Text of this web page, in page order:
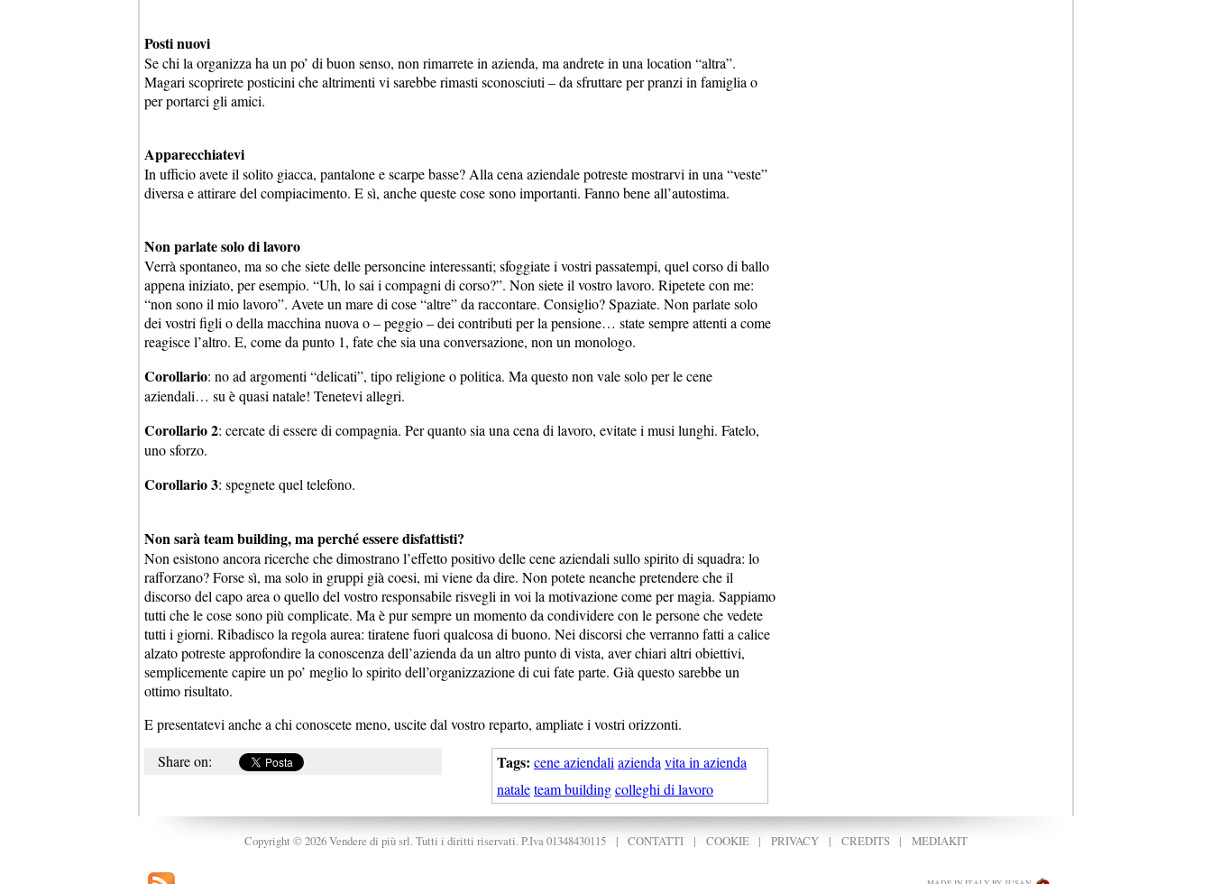
Posti nuovi
Se chi la organizza ha un po’ di buon senso, non rimarrete in azienda, ma andrete in una location “altra”.
Magari scoprirete posticini che altrimenti vi sarebbe rimasti sconosciuti – da sfruttare per pranzi in famiglia o
per portarci gli amici.
Apparecchiatevi
In ufficio avete il solito giacca, pantalone e scarpe basse? Alla cena aziendale potreste mostrarvi in una “veste”
diversa e attirare del compiacimento. E sì, anche queste cose sono importanti. Fanno bene all’autostima.
Non parlate solo di lavoro
Verrà spontaneo, ma so che siete delle personcine interessanti; sfoggiate i vostri passatempi, quel corso di ballo
appena iniziato, per esempio. “Uh, lo sai i compagni di corso?”. Non siete il vostro lavoro. Ripetete con me:
“non sono il mio lavoro”. Avete un mare di cose “altre” da raccontare. Consiglio? Spaziate. Non parlate solo
dei vostri figli o della macchina nuova o – peggio – dei contributi per la pensione… state sempre attenti a come
reagisce l’altro. E, come da punto 1, fate che sia una conversazione, non un monologo.
Corollario: no ad argomenti “delicati”, tipo religione o politica. Ma questo non vale solo per le cene
aziendali… su è quasi natale! Tenetevi allegri.
Corollario 2: cercate di essere di compagnia. Per quanto sia una cena di lavoro, evitate i musi lunghi. Fatelo,
uno sforzo.
Corollario 3: spegnete quel telefono.
Non sarà team building, ma perché essere disfattisti?
Non esistono ancora ricerche che dimostrano l’effetto positivo delle cene aziendali sullo spirito di squadra: lo
rafforzano? Forse sì, ma solo in gruppi già coesi, mi viene da dire. Non potete neanche pretendere che il
discorso del capo area o quello del vostro responsabile risvegli in voi la motivazione come per magia. Sappiamo
tutti che le cose sono più complicate. Ma è pur sempre un momento da condividere con le persone che vedete
tutti i giorni. Ribadisco la regola aurea: tiratene fuori qualcosa di buono. Nei discorsi che verranno fatti a calice
alzato potreste approfondire la conoscenza dell’azienda da un altro punto di vista, aver chiari altri obiettivi,
semplicemente capire un po’ meglio lo spirito dell’organizzazione di cui fate parte. Già questo sarebbe un
ottimo risultato.
E presentatevi anche a chi conoscete meno, uscite dal vostro reparto, ampliate i vostri orizzonti.
Tags: cene aziendali azienda vita in azienda
nataleteam buildingcolleghi di lavoro
Share on:
Copyright © 2026 Vendere di più srl. Tutti i diritti riservati. P.Iva 01348430115 |CONTATTI | COOKIE|PRIVACY | CREDITS| MEDIAKIT